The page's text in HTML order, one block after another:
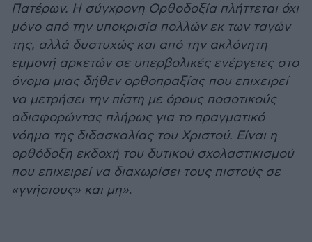
Πατέρων. Η σύγχρονη Ορθοδοξία πλήττεται όχι
μόνο από την υποκρισία πολλών εκ των ταγών
της, αλλά δυστυχώς και από την ακλόνητη
εμμονή αρκετών σε υπερβολικές ενέργειες στο
όνομα μιας δήθεν ορθοπραξίας που επιχειρεί
να μετρήσει την πίστη με όρους ποσοτικούς
αδιαφορώντας πλήρως για το πραγματικό
νόημα της διδασκαλίας του Χριστού. Είναι η
ορθόδοξη εκδοχή του δυτικού σχολαστικισμού
που επιχειρεί να διαχωρίσει τους πιστούς σε
«γνήσιους» και μη».